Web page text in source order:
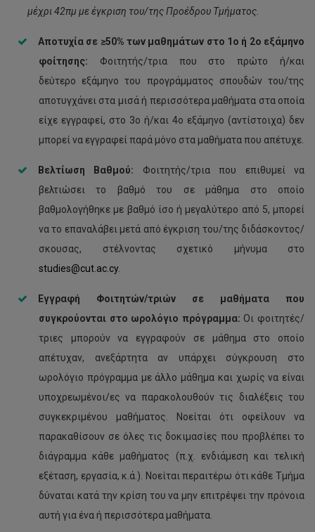
μέχρι 42πμ με έγκριση του/της Προέδρου Τμήματος.
Αποτυχία σε ≥50% των μαθημάτων στο 1ο ή 2ο εξάμηνο
φοίτησης: Φοιτητής/τρια που στο πρώτο ή/και
δεύτερο εξάμηνο του προγράμματος σπουδών του/της
αποτυγχάνει στα μισά ή περισσότερα μαθήματα στα οποία
είχε εγγραφεί, στο 3ο ή/και 4ο εξάμηνο (αντίστοιχα) δεν
μπορεί να εγγραφεί παρά μόνο στα μαθήματα που απέτυχε.
Βελτίωση Βαθμού: Φοιτητής/τρια που επιθυμεί να
βελτιώσει το βαθμό του σε μάθημα στο οποίο
βαθμολογήθηκε με βαθμό ίσο ή μεγαλύτερο από 5, μπορεί
να το επαναλάβει μετά από έγκριση του/της διδάσκοντος/
σκουσας, στέλνοντας σχετικό μήνυμα στο
studies@cut.ac.cy.
Εγγραφή Φοιτητών/τριών σε μαθήματα που
συγκρούονται στο ωρολόγιο πρόγραμμα: Οι φοιτητές/
τριες μπορούν να εγγραφούν σε μάθημα στο οποίο
απέτυχαν, ανεξάρτητα αν υπάρχει σύγκρουση στο
ωρολόγιο πρόγραμμα με άλλο μάθημα και χωρίς να είναι
υποχρεωμένοι/ες να παρακολουθούν τις διαλέξεις του
συγκεκριμένου μαθήματος. Νοείται ότι οφείλουν να
παρακαθίσουν σε όλες τις δοκιμασίες που προβλέπει το
διάγραμμα κάθε μαθήματος (π.χ. ενδιάμεση και τελική
εξέταση, εργασία, κ.ά.). Νοείται περαιτέρω ότι κάθε Τμήμα
δύναται κατά την κρίση του να μην επιτρέψει την πρόνοια
αυτή για ένα ή περισσότερα μαθήματα.